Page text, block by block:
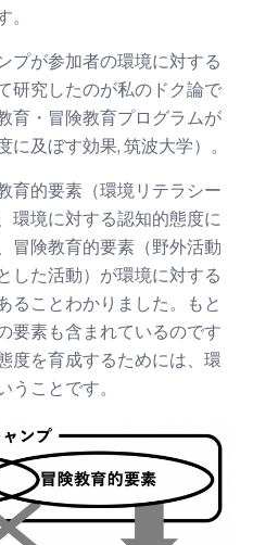
プが参加者の環境に対する
研究したのが私のドク論で
育・冒険教育プログラムが
及ぼす効果, 筑波大学）。
育的要素（環境リテラシー
環境に対する認知的態度に
冒険教育的要素（野外活動
した活動）が環境に対する
ることわかりました。もと
要素も含まれているのです
度を育成するためには、環
うことです。